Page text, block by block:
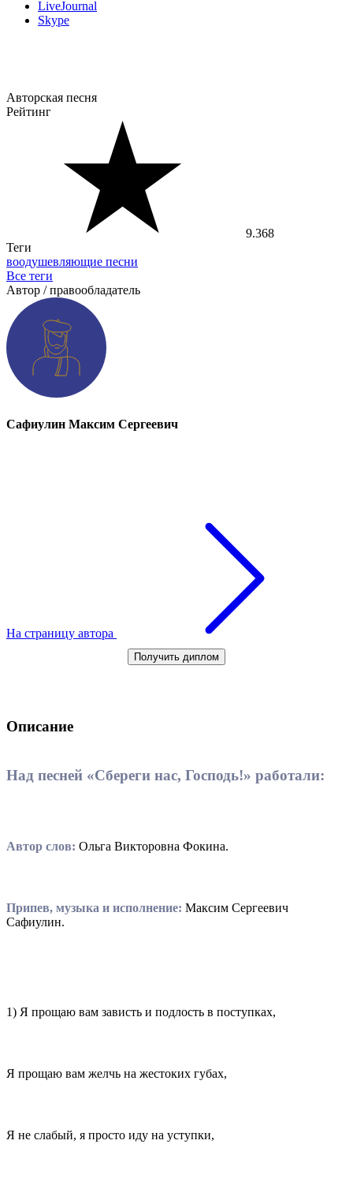
LiveJournal
Skype
Авторская песня
Рейтинг
9.368
Теги
воодушевляющие песни
Все теги
Автор / правообладатель
Сафиулин Максим Сергеевич
На страницу автора
Получить диплом
Описание
Над песней «Сбереги нас, Господь!» работали:
Автор слов: Ольга Викторовна Фокина.
Припев, музыка и исполнение: Максим Сергеевич
Сафиулин.
1) Я прощаю вам зависть и подлость в поступках,
Я прощаю вам желчь на жестоких губах,
Я не слабый, я просто иду на уступки,